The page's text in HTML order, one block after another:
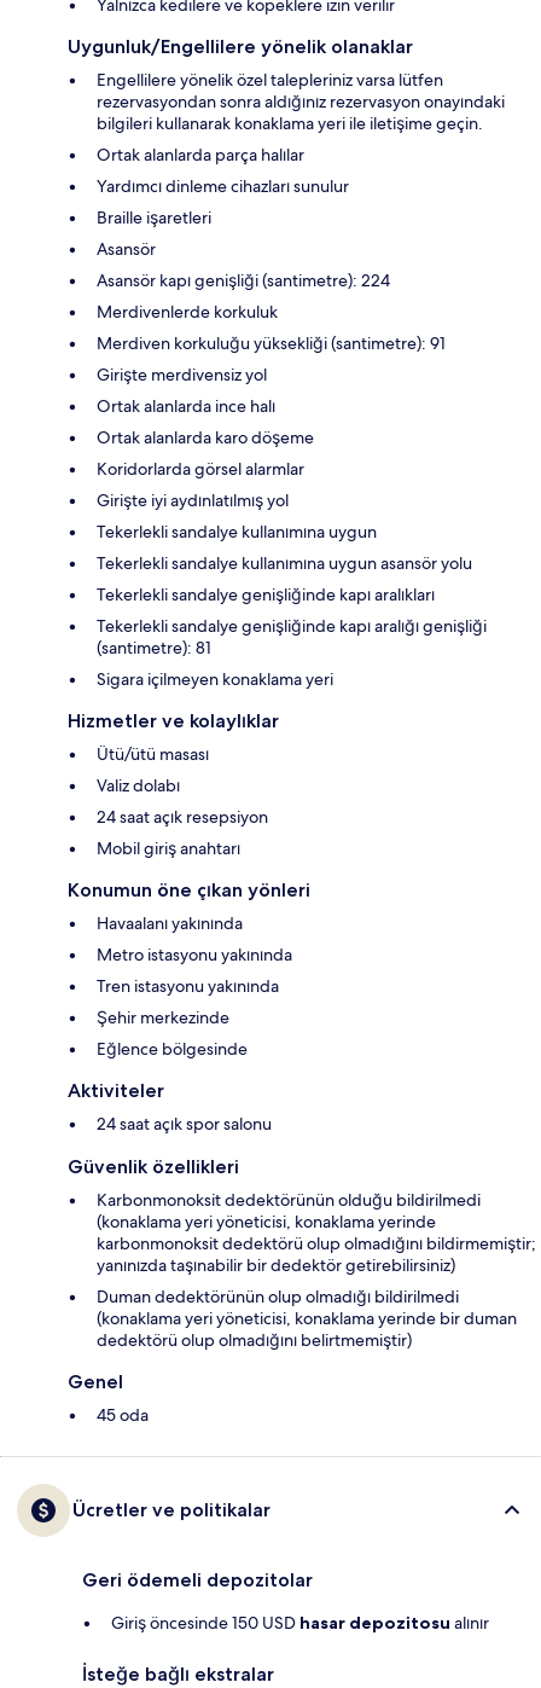
Yalnızca kedilere ve köpeklere izin verilir
Uygunluk/Engellilere yönelik olanaklar
Engellilere yönelik özel talepleriniz varsa lütfen
rezervasyondan sonra aldığınız rezervasyon onayındaki
bilgileri kullanarak konaklama yeri ile iletişime geçin.
Ortak alanlarda parça halılar
Yardımcı dinleme cihazları sunulur
Braille işaretleri
Asansör
Asansör kapı genişliği (santimetre): 224
Merdivenlerde korkuluk
Merdiven korkuluğu yüksekliği (santimetre): 91
Girişte merdivensiz yol
Ortak alanlarda ince halı
Ortak alanlarda karo döşeme
Koridorlarda görsel alarmlar
Girişte iyi aydınlatılmış yol
Tekerlekli sandalye kullanımına uygun
Tekerlekli sandalye kullanımına uygun asansör yolu
Tekerlekli sandalye genişliğinde kapı aralıkları
Tekerlekli sandalye genişliğinde kapı aralığı genişliği
(santimetre): 81
Sigara içilmeyen konaklama yeri
Hizmetler ve kolaylıklar
Ütü/ütü masası
Valiz dolabı
24 saat açık resepsiyon
Mobil giriş anahtarı
Konumun öne çıkan yönleri
Havaalanı yakınında
Metro istasyonu yakınında
Tren istasyonu yakınında
Şehir merkezinde
Eğlence bölgesinde
Aktiviteler
24 saat açık spor salonu
Güvenlik özellikleri
Karbonmonoksit dedektörünün olduğu bildirilmedi
(konaklama yeri yöneticisi, konaklama yerinde
karbonmonoksit dedektörü olup olmadığını bildirmemiştir;
yanınızda taşınabilir bir dedektör getirebilirsiniz)
Duman dedektörünün olup olmadığı bildirilmedi
(konaklama yeri yöneticisi, konaklama yerinde bir duman
dedektörü olup olmadığını belirtmemiştir)
Genel
45 oda
Ücretler ve politikalar
Geri ödemeli depozitolar
Giriş öncesinde 150 USD hasar depozitosu alınır
İsteğe bağlı ekstralar